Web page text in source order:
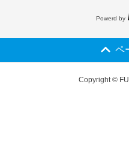
Powerd by
ペ
Copyright ©